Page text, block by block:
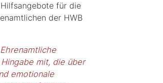
für die
der HWB
mit, die über
emotionale